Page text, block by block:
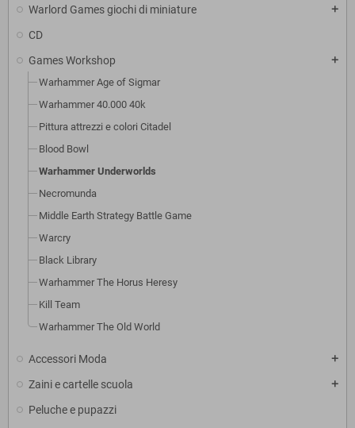
Warlord Games giochi di miniature add
CD
Games Workshop
add
Warhammer Age of Sigmar
Warhammer 40.000 40k
Pittura attrezzi e colori Citadel
Blood Bowl
Warhammer Underworlds
Necromunda
Middle Earth Strategy Battle Game
Warcry
Black Library
Warhammer The Horus Heresy
Kill Team
Warhammer The Old World
Accessori Moda add
Zaini e cartelle scuola add
Peluche e pupazzi